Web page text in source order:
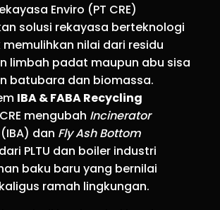
Enviro (PT CRE)
solusi rekayasa berteknologi
nilai dari residu
limbah padat maupun abu sisa
batubara dan biomassa.
IBA & FABA Recycling
mengubah Incinerator
dan Fly Ash Bottom
PLTU dan boiler industri
baku baru yang bernilai
ramah lingkungan.